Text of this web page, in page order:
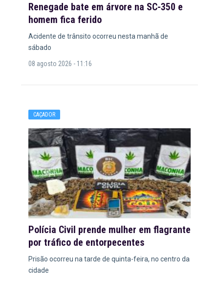
Renegade bate em árvore na SC-350 e
homem fica ferido
Acidente de trânsito ocorreu nesta manhã de
sábado
08 agosto 2026 - 11:16
CAÇADOR
Polícia Civil prende mulher em flagrante
por tráfico de entorpecentes
Prisão ocorreu na tarde de quinta-feira, no centro da
cidade